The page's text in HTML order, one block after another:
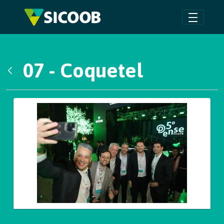
Pular para o Conteúdo principal
07 - Coquetel
Galeria de Mídias